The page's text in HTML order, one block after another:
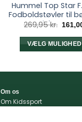
Hummel Top Star
Fodboldstøvler til
Pink-A-Boo
269,95kr. Den
pris
var:
VÆLG
Om os
Om Kidssport